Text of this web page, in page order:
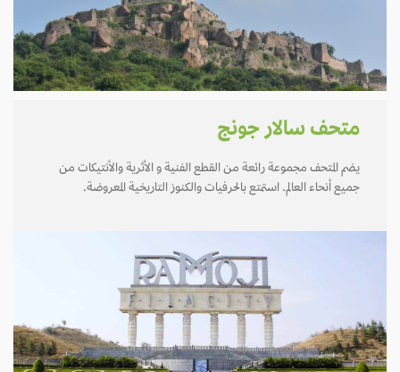
متحف سالار جونج
يضم المتحف مجموعة رائعة من القطع الفنية و الأثرية والأنتيكات من
جميع أنحاء العالم. استمتع بالحرفيات والكنوز التاريخية المعروضة.